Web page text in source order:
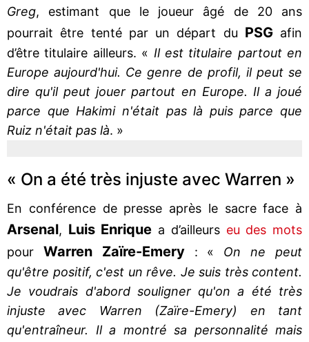
Greg, estimant que le joueur âgé de 20 ans
pourrait être tenté par un départ du PSGafin
d’être titulaire ailleurs. « Il est titulaire partout en
Europe aujourd'hui. Ce genre de profil, il peut se
dire qu'il peut jouer partout en Europe. Il a joué
parce que Hakimi n'était pas là puis parce que
Ruiz n'était pas là. »
« On a été très injuste avec Warren »
En conférence de presse après le sacre face à
Arsenal, Luis Enrique a d’ailleurs eu des mots
pour Warren Zaïre-Emery: « On ne peut
qu'être positif, c'est un rêve. Je suis très content.
Je voudrais d'abord souligner qu'on a été très
injuste avec Warren (Zaïre-Emery) en tant
qu'entraîneur. Il a montré sa personnalité mais